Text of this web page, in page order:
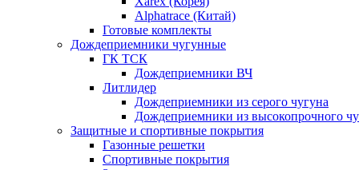
Alphatrace (Китай)
Готовые комплекты
Дождеприемники чугунные
ГК ТСК
Дождеприемники ВЧ
Литлидер
Дождеприемники из серого чугуна
Дождеприемники из высокопрочного
Защитные и спортивные покрытия
Газонные решетки
Спортивные покрытия